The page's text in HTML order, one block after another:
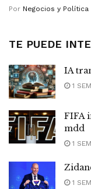
Por Negocios y Política
TE PUEDE
IA
1
FIFA
mdd
1
1